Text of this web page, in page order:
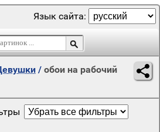
Язык сайта:
/ обои на рабочий